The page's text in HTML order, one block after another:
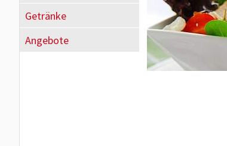
Getränke
Angebote